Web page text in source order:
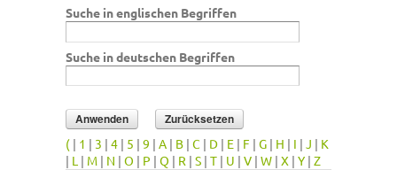
Suche in englischen Begriffen
Suche in deutschen Begriffen
( | 1 | 3 | 4 | 5 | 9 | A | B | C | D | E | F | G | H | I | J | K
| L | M | N | O | P | Q | R | S | T | U | V | W | X | Y | Z